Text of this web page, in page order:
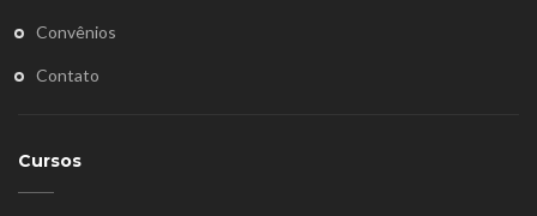
Convênios
Contato
Cursos